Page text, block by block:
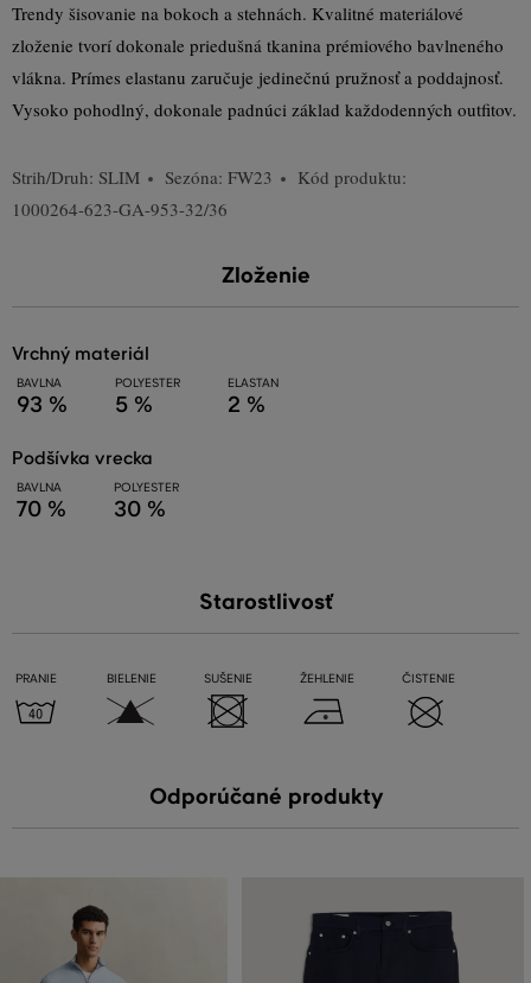
Trendy šisovanie na bokoch a stehnách. Kvalitné materiálové
zloženie tvorí dokonale priedušná tkanina prémiového bavlneného
vlákna. Prímes elastanu zaručuje jedinečnú pružnosť a poddajnosť.
Vysoko pohodlný, dokonale padnúci základ každodenných outfitov.
Strih/Druh: SLIM Sezóna: FW23
Kód produktu:
1000264-623-GA-953-32/36
Zloženie
vrchný materiál
BAVLNA
93 %
POLYESTER
5 %
ELASTAN
2 %
podšívka vrecka
BAVLNA
70 %
POLYESTER
30 %
Starostlivosť
PRANIE BIELENIE SUŠENIE ŽEHLENIE ČISTENIE
Odporúčané produkty